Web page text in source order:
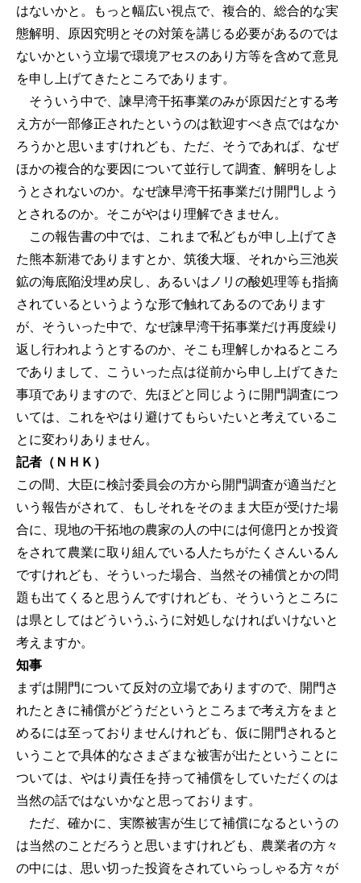
はないかと。もっと幅広い視点で、複合的、総合的な実
態解明、原因究明とその対策を講じる必要があるのでは
ないかという立場で環境アセスのあり方等を含めて意見
を申し上げてきたところであります。
そういう中で、諫早湾干拓事業のみが原因だとする考
え方が一部修正されたというのは歓迎すべき点ではなか
ろうかと思いますけれども、ただ、そうであれば、なぜ
ほかの複合的な要因について並行して調査、解明をしよ
うとされないのか。なぜ諫早湾干拓事業だけ開門しよう
とされるのか。そこがやはり理解できません。
この報告書の中では、これまで私どもが申し上げてき
た熊本新港でありますとか、筑後大堰、それから三池炭
鉱の海底陥没埋め戻し、あるいはノリの酸処理等も指摘
されているというような形で触れてあるのであります
が、そういった中で、なぜ諫早湾干拓事業だけ再度繰り
返し行われようとするのか、そこも理解しかねるところ
でありまして、こういった点は従前から申し上げてきた
事項でありますので、先ほどと同じように開門調査につ
いては、これをやはり避けてもらいたいと考えているこ
とに変わりありません。
記者（ＮＨＫ）
この間、大臣に検討委員会の方から開門調査が適当だと
いう報告がされて、もしそれをそのまま大臣が受けた場
合に、現地の干拓地の農家の人の中には何億円とか投資
をされて農業に取り組んでいる人たちがたくさんいるん
ですけれども、そういった場合、当然その補償とかの問
題も出てくると思うんですけれども、そういうところに
は県としてはどういうふうに対処しなければいけないと
考えますか。
知事
まずは開門について反対の立場でありますので、開門さ
れたときに補償がどうだというところまで考え方をまと
めるには至っておりませんけれども、仮に開門されると
いうことで具体的なさまざまな被害が出たということに
ついては、やはり責任を持って補償をしていただくのは
当然の話ではないかなと思っております。
ただ、確かに、実際被害が生じて補償になるというの
は当然のことだろうと思いますけれども、農業者の方々
の中には、思い切った投資をされていらっしゃる方々が